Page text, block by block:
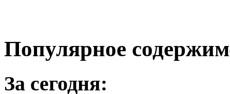
Популярное
За сегодня: